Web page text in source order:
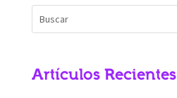
Artículos Recientes